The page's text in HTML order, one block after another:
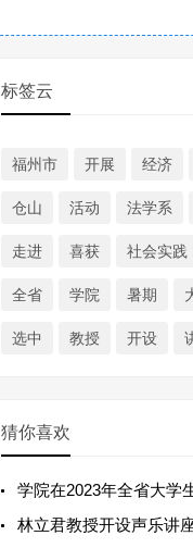
标签云
福州市 开展 经济
仓山 活动 法学系
走进 喜获 社会实践
全省 学院 暑期
选中 教授 开设
猜你喜欢
学院在2023年全省大学
林立君教授开设声乐讲